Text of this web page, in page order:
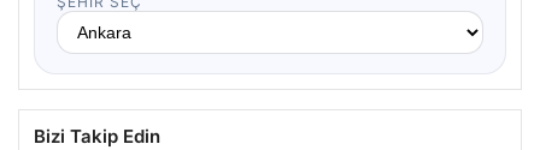
Bizi Takip Edin